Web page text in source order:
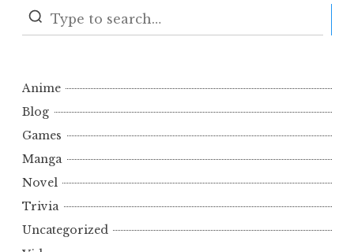
Anime
Blog
Games
Manga
Novel
Trivia
Uncategorized